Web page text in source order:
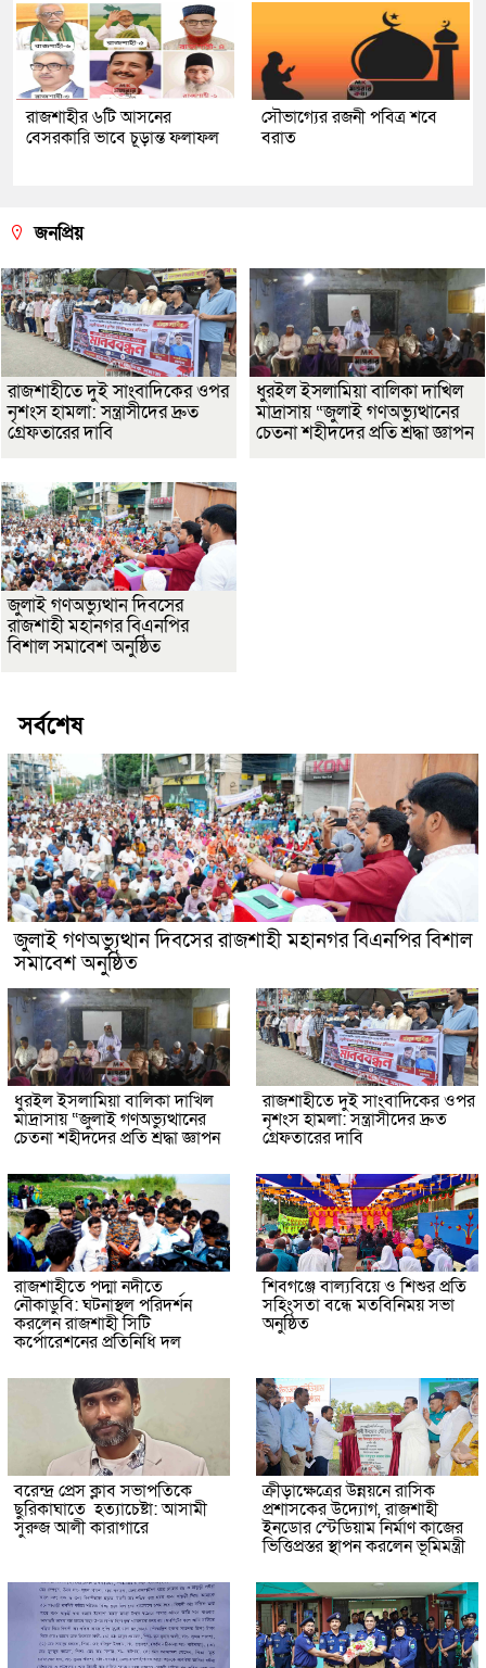
রাজশাহীর ৬টি আসনের
বেসরকারি ভাবে চূড়ান্ত ফলাফল
সৌভাগ্যের রজনী পবিত্র শবে
বরাত
জনপ্রিয়
রাজশাহীতে দুই সাংবাদিকের ওপর
নৃশংস হামলা: সন্ত্রাসীদের দ্রুত
গ্রেফতারের দাবি
ধুরইল ইসলামিয়া বালিকা দাখিল
মাদ্রাসায় “জুলাই গণঅভ্যুত্থানের
চেতনা শহীদদের প্রতি শ্রদ্ধা জ্ঞাপন
জুলাই গণঅভ্যুত্থান দিবসের
রাজশাহী মহানগর বিএনপির
বিশাল সমাবেশ অনুষ্ঠিত
সর্বশেষ
জুলাই গণঅভ্যুত্থান দিবসের রাজশাহী মহানগর বিএনপির বিশাল
সমাবেশ অনুষ্ঠিত
ধুরইল ইসলামিয়া বালিকা দাখিল
মাদ্রাসায় “জুলাই গণঅভ্যুত্থানের
চেতনা শহীদদের প্রতি শ্রদ্ধা জ্ঞাপন
রাজশাহীতে দুই সাংবাদিকের ওপর
নৃশংস হামলা: সন্ত্রাসীদের দ্রুত
গ্রেফতারের দাবি
রাজশাহীতে পদ্মা নদীতে
নৌকাডুবি: ঘটনাস্থল পরিদর্শন
করলেন রাজশাহী সিটি
কর্পোরেশনের প্রতিনিধি দল
শিবগঞ্জে বাল্যবিয়ে ও শিশুর প্রতি
সহিংসতা বন্ধে মতবিনিময় সভা
অনুষ্ঠিত
বরেন্দ্র প্রেস ক্লাব সভাপতিকে
ছুরিকাঘাতে হত্যাচেষ্টা: আসামী
সুরুজ আলী কারাগারে
ক্রীড়াক্ষেত্রের উন্নয়নে রাসিক
প্রশাসকের উদ্যোগ, রাজশাহী
ইনডোর স্টেডিয়াম নির্মাণ কাজের
ভিত্তিপ্রস্তর স্থাপন করলেন ভূমিমন্ত্রী